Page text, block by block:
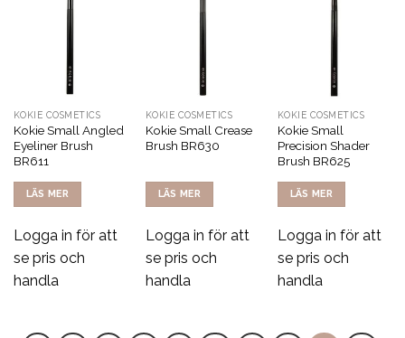
KOKIE COSMETICS
Kokie Small Angled
Eyeliner Brush
BR611
LÄS MER
Logga in för att
se pris och
handla
KOKIE COSMETICS
Kokie Small Crease
Brush BR630
LÄS MER
Logga in för att
se pris och
handla
KOKIE COSMETICS
Kokie Small
Precision Shader
Brush BR625
LÄS MER
Logga in för att
se pris och
handla